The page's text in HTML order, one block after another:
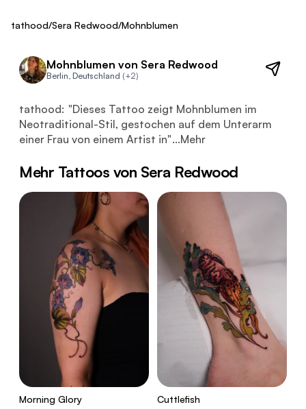
tathood/Sera Redwood/Mohnblumen
Mohnblumen von Sera Redwood
Berlin, Deutschland (+2)
Dieses Tattoo zeigt Mohnblumen im Neotraditional-
tathood: "Dieses Tattoo zeigt Mohnblumen im
Neotraditional-Stil, gestochen auf dem Unterarm
einer Frau von einem Artist in"...Mehr
Mehr Tattoos von Sera Redwood
Morning Glory Cuttlefish